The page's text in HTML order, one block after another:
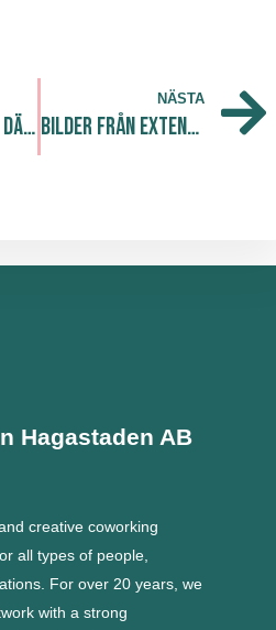
Arbetsplatsen där vi lär
NÄSTA
Bilder från Extended Reality AW med Goodbye Kansas
Hagastaden AB
creative coworking
all types of people,
For over 20 years, we
with a strong